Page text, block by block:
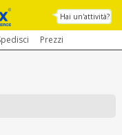
Hai un'attività?
Prezzi